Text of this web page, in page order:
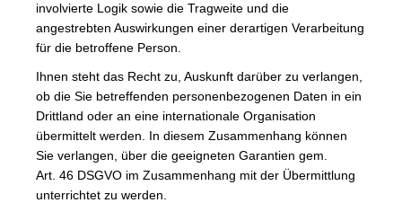
involvierte Logik sowie die Tragweite und die
angestrebten Auswirkungen einer derartigen Verarbeitung
für die betroffene Person.
Ihnen steht das Recht zu, Auskunft darüber zu verlangen,
ob die Sie betreffenden personenbezogenen Daten in ein
Drittland oder an eine internationale Organisation
übermittelt werden. In diesem Zusammenhang können
Sie verlangen, über die geeigneten Garantien gem.
Art. 46 DSGVO im Zusammenhang mit der Übermittlung
unterrichtet zu werden.